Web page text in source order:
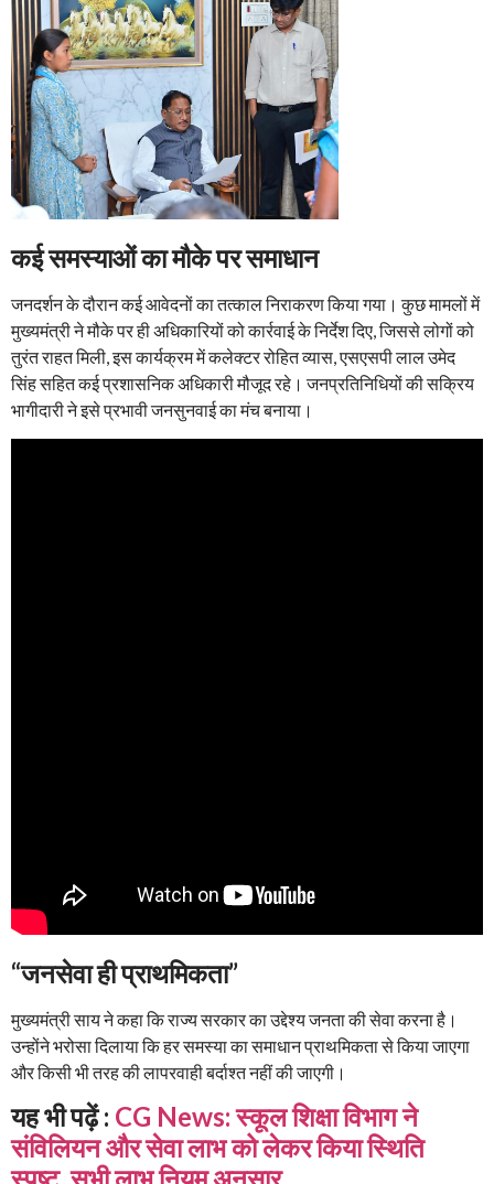
कई समस्याओं का मौके पर समाधान
जनदर्शन के दौरान कई आवेदनों का तत्काल निराकरण किया गया। कुछ मामलों में
मुख्यमंत्री ने मौके पर ही अधिकारियों को कार्रवाई के निर्देश दिए, जिससे लोगों को
तुरंत राहत मिली, इस कार्यक्रम में कलेक्टर रोहित व्यास, एसएसपी लाल उमेद
सिंह सहित कई प्रशासनिक अधिकारी मौजूद रहे। जनप्रतिनिधियों की सक्रिय
भागीदारी ने इसे प्रभावी जनसुनवाई का मंच बनाया।
“जनसेवा ही प्राथमिकता”
मुख्यमंत्री साय ने कहा कि राज्य सरकार का उद्देश्य जनता की सेवा करना है।
उन्होंने भरोसा दिलाया कि हर समस्या का समाधान प्राथमिकता से किया जाएगा
और किसी भी तरह की लापरवाही बर्दाश्त नहीं की जाएगी।
यह भी पढ़ें : CG News: स्कूल शिक्षा विभाग ने
संविलियन और सेवा लाभ को लेकर किया स्थिति